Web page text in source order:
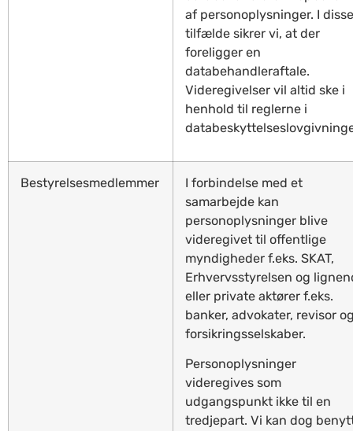
af personoplysninger. I disse
tilfælde sikrer vi, at der
foreligger en
databehandleraftale.
Videregivelser vil altid ske i
henhold til reglerne i
Bestyrelsesmedlemmer
I forbindelse med et
samarbejde kan
personoplysninger blive
videregivet til offentlige
myndigheder f.eks. SKAT,
Erhvervsstyrelsen og
eller private aktører f.eks.
banker, advokater, revisor
forsikringsselskaber.
Personoplysninger
videregives som
udgangspunkt ikke til en
tredjepart. Vi kan dog